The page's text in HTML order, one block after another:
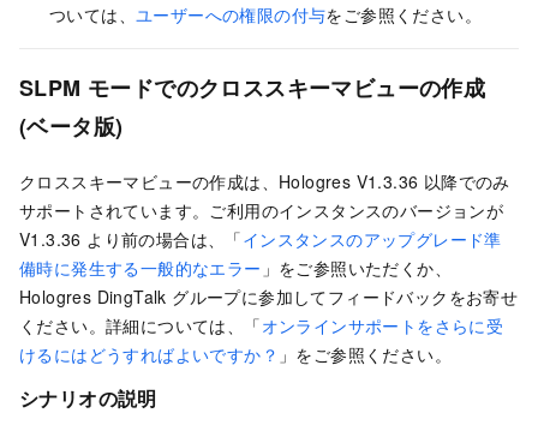
ついては、 ユーザーへの権限の付与をご参照ください。
SLPM モードでのクロススキーマビューの作成
(ベータ版)
クロススキーマビューの作成は、Hologres V1.3.36 以降でのみ
サポートされています。 ご利用のインスタンスのバージョンが
V1.3.36 より前の場合は、「インスタンスのアップグレード準
備時に発生する一般的なエラー 」をご参照いただくか、
Hologres DingTalk グループに参加してフィードバックをお寄せ
ください。詳細については、「オンラインサポートをさらに受
けるにはどうすればよいですか？ 」をご参照ください。
シナリオの説明